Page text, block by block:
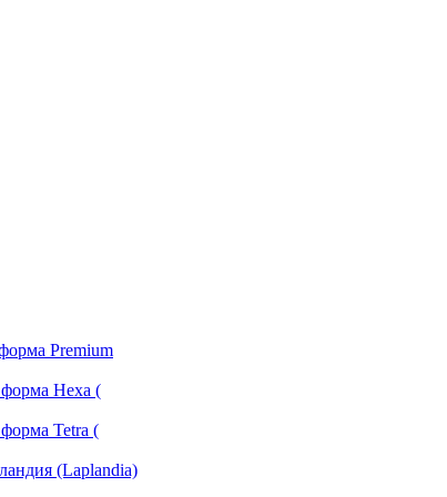
Premium
Hexa (
Tetra (
(Laplandia)